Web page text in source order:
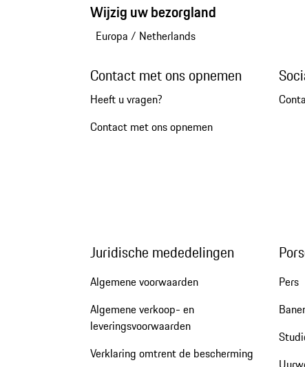
Wijzig uw bezorgland
Europa / Netherlands
Contact met ons opnemen
Heeft u vragen?
Contact met ons opnemen
Juridische mededelingen
Algemene voorwaarden
Algemene verkoop- en
leveringsvoorwaarden
Verklaring omtrent de bescherming
Pers